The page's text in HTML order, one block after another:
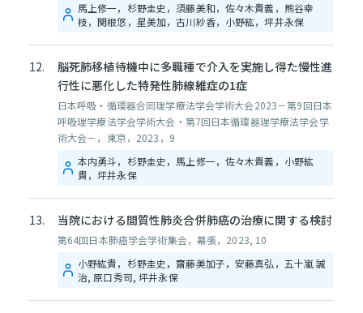
馬上修一，杉野圭史，須藤美和，佐々木貴義，熊谷幸
枝，関根悠，星美加，古川紗香，小野紘，坪井永保
脳死肺移植待機中に多職種で介入を実施し得た慢性進
行性に悪化した特発性肺線維症の1症
日本呼吸・循環器合同理学療法学会学術大会2023－第9回日本
呼吸理学療法学会学術大会・第7回日本循環器理学療法学会学
術大会－，東京，2023，9
本内勇斗，杉野圭史，馬上修一，佐々木貴義，小野紘
貴，坪井永保
当院における間質性肺炎合併肺癌の治療に関する検討
第64回日本肺癌学会学術集会，幕張，2023, 10
小野紘貴，杉野圭史，齋藤美加子，安藤真弘，五十嵐 誠
治, 原口秀司, 坪井永保